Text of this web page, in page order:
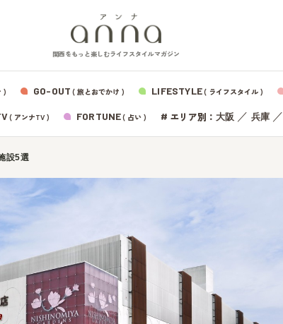
関西をもっと楽しむライフスタイルマガジン
) GO-OUT ( 旅とおでかけ ) LIFESTYLE( ライフスタイル )
( アンナTV ) FORTUNE( 占い ) # エリア別： 大阪 ／ 兵庫／
設5選